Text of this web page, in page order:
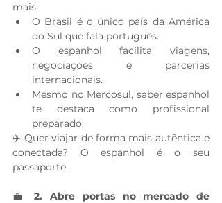
mais.
O Brasil é o único país da América
do Sul que fala português.
O espanhol facilita viagens,
negociações e parcerias
internacionais.
Mesmo no Mercosul, saber espanhol
te destaca como profissional
preparado.
✈️ Quer viajar de forma mais autêntica e
conectada? O espanhol é o seu
passaporte.
💼
2. Abre portas no mercado de